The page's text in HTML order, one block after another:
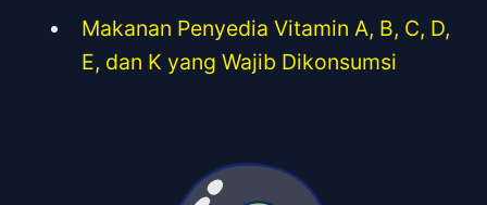
Makanan Penyedia Vitamin A, B, C, D,
E, dan K yang Wajib Dikonsumsi